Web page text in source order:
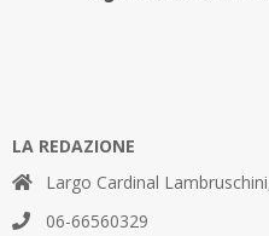
LA REDAZIONE
Largo Cardinal
06-66560329